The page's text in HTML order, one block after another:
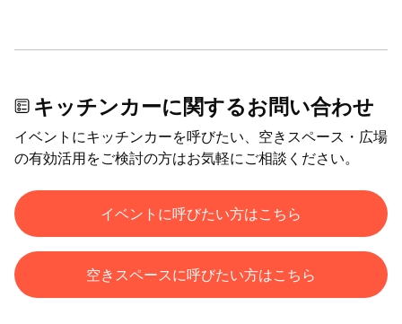
キッチンカーに関するお問い合わせ
イベントにキッチンカーを呼びたい、空きスペース・広場
の有効活用をご検討の方はお気軽にご相談ください。
イベントに呼びたい方はこちら
空きスペースに呼びたい方はこちら